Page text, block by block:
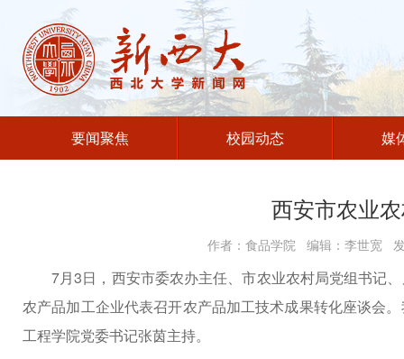
要闻聚焦 校园动态 媒
西安市农业
作者：食品学院 编辑：李世宽
7月3日，西安市委农办主任、市农业农村局党组书记
农产品加工企业代表召开农产品加工技术成果转化座谈会
工程学院党委书记张茵主持。